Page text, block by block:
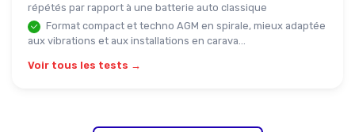
répétés par rapport à une batterie auto classique
Format compact et techno AGM en spirale, mieux adaptée
aux vibrations et aux installations en carava...
Voir tous les tests →